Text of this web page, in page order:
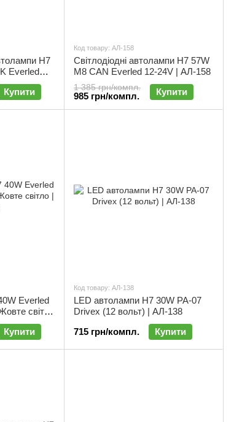
H7
Everled
| АЛ-206
Купити
Код товару: АЛ-158
Світлодіодні автолампи H7 57W
М8 CAN Everled 12-24V | АЛ-158
1 385 грн/компл.
985 грн/компл. Купити
Everled
світло
Купити
Код товару: АЛ-138
LED автолампи H7 30W PA-07
Drivex (12 вольт) | АЛ-138
715 грн/компл.
Купити